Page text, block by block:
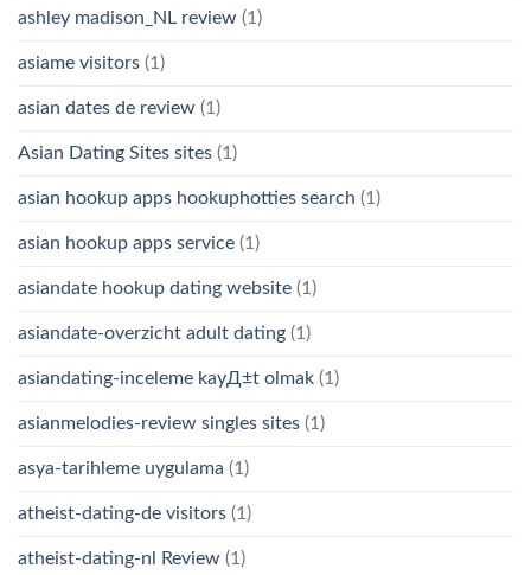
ashley madison_NL review (1)
asiame visitors (1)
asian dates de review (1)
Asian Dating Sites sites (1)
asian hookup apps hookuphotties search (1)
asian hookup apps service (1)
asiandate hookup dating website (1)
asiandate-overzicht adult dating (1)
asiandating-inceleme kayД±t olmak (1)
asianmelodies-review singles sites (1)
asya-tarihleme uygulama (1)
atheist-dating-de visitors (1)
atheist-dating-nl Review (1)